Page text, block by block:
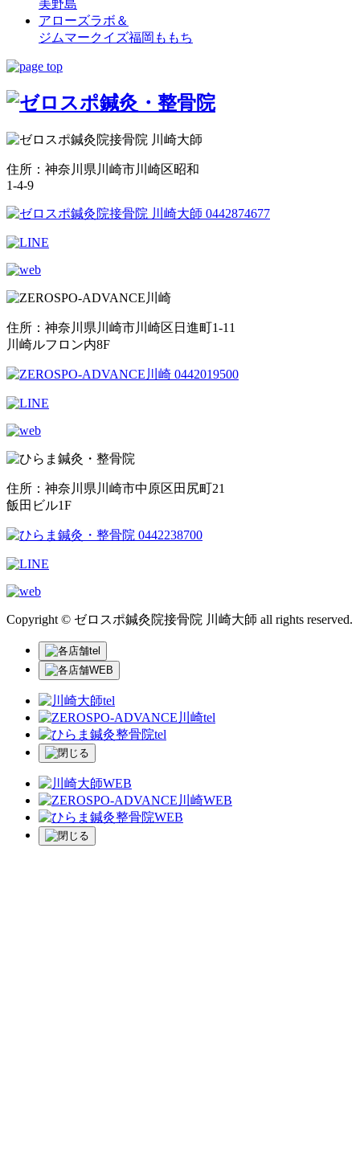
美野島
アローズラボ＆
ジムマークイズ福岡ももち
住所：神奈川県川崎市川崎区昭和
1-4-9
住所：神奈川県川崎市川崎区日進町1-11
川崎ルフロン内8F
住所：神奈川県川崎市中原区田尻町21
飯田ビル1F
Copyright © ゼロスポ鍼灸院接骨院 川崎大師 all rights reserved.